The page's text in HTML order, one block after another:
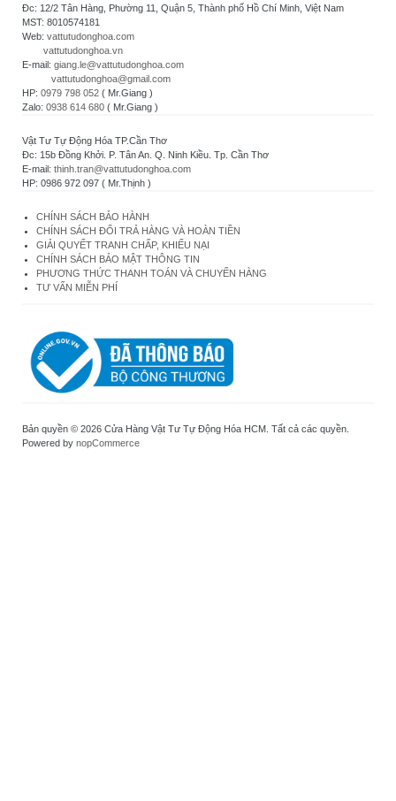
Đc: 12/2 Tân Hàng, Phường 11, Quận 5, Thành phố Hồ Chí Minh, Việt Nam
MST: 8010574181
Web: vattutudonghoa.com
vattutudonghoa.vn
E-mail: giang.le@vattutudonghoa.com
vattutudonghoa@gmail.com
HP: 0979 798 052 ( Mr.Giang )
Zalo: 0938 614 680 ( Mr.Giang )
Vật Tư Tự Động Hóa TP.Cần Thơ
Đc: 15b Đồng Khởi. P. Tân An. Q. Ninh Kiều. Tp. Cần Thơ
E-mail: thinh.tran@vattutudonghoa.com
HP: 0986 972 097 ( Mr.Thịnh )
CHÍNH SÁCH BẢO HÀNH
CHÍNH SÁCH ĐỔI TRẢ HÀNG VÀ HOÀN TIỀN
GIẢI QUYẾT TRANH CHẤP, KHIẾU NẠI
CHÍNH SÁCH BẢO MẬT THÔNG TIN
PHƯƠNG THỨC THANH TOÁN VÀ CHUYỂN HÀNG
TƯ VẤN MIỄN PHÍ
Bản quyền © 2026 Cửa Hàng Vật Tư Tự Động Hóa HCM. Tất cả các quyền.
Powered by nopCommerce